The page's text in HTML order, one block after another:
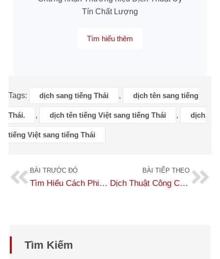
Tín Chất Lượng
Tìm hiểu thêm
Tags: dịch sang tiếng Thái , dịch tên sang tiếng
Thái. , dịch tên tiếng Việt sang tiếng Thái , dịch
tiếng Việt sang tiếng Thái
BÀI TRƯỚC ĐÓ
Tìm Hiểu Cách Phiên Âm Tiếng Thái Cho Người Mới Bắt Đầu
BÀI TIẾP THEO
Dịch Thuật Công Chứng Tiếng Thái Lan Chuẩn, Bảng Giá 2026
Tìm Kiếm